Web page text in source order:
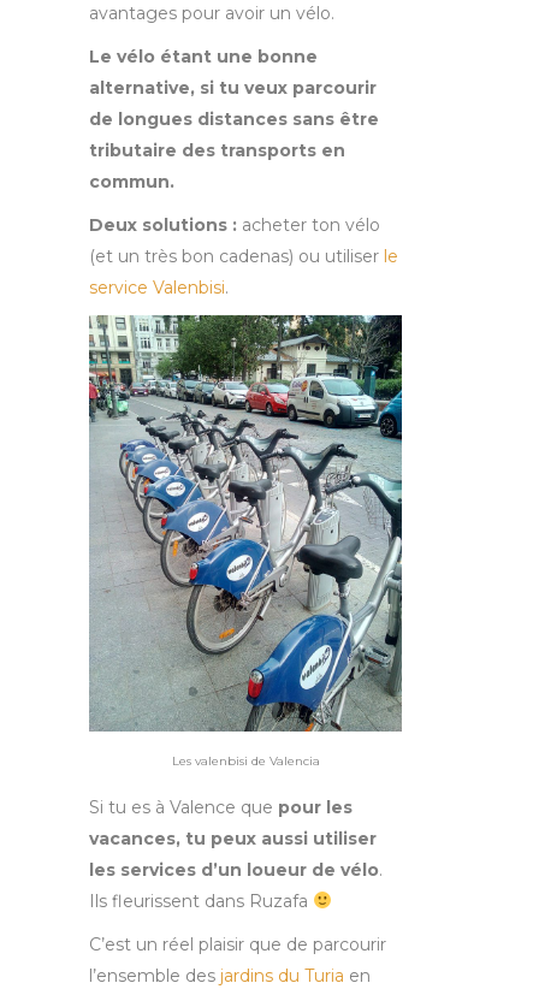
avantages pour avoir un vélo.
Le vélo étant une bonne
alternative, si tu veux parcourir
de longues distances sans être
tributaire des transports en
commun.
Deux solutions : acheter ton vélo
(et un très bon cadenas) ou utiliser le
service Valenbisi.
Les valenbisi de Valencia
Si tu es à Valence que pour les
vacances, tu peux aussi utiliser
les services d’un loueur de vélo.
Ils fleurissent dans Ruzafa
C’est un réel plaisir que de parcourir
l’ensemble des jardins du Turia en